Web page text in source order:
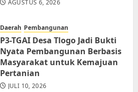
AGUSTUS 6, 2026
Daerah Pembangunan
P3-TGAI Desa Tlogo Jadi Bukti
Nyata Pembangunan Berbasis
Masyarakat untuk Kemajuan
Pertanian
JULI 10, 2026